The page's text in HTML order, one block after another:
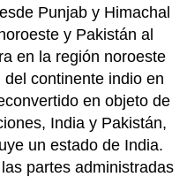
Punjab y Himachal
y Pakistán al
en la región noroeste
continente indio en
en objeto de
India y Pakistán,
un estado de India.
partes administradas